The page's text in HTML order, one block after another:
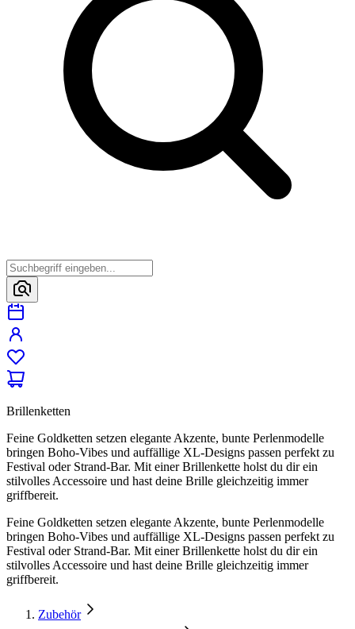
Brillenketten
Feine Goldketten setzen elegante Akzente, bunte Perlenmodelle
bringen Boho-Vibes und auffällige XL-Designs passen perfekt zu
Festival oder Strand-Bar. Mit einer Brillenkette holst du dir ein
stilvolles Accessoire und hast deine Brille gleichzeitig immer
griffbereit.
Feine Goldketten setzen elegante Akzente, bunte Perlenmodelle
bringen Boho-Vibes und auffällige XL-Designs passen perfekt zu
Festival oder Strand-Bar. Mit einer Brillenkette holst du dir ein
stilvolles Accessoire und hast deine Brille gleichzeitig immer
griffbereit.
Zubehör